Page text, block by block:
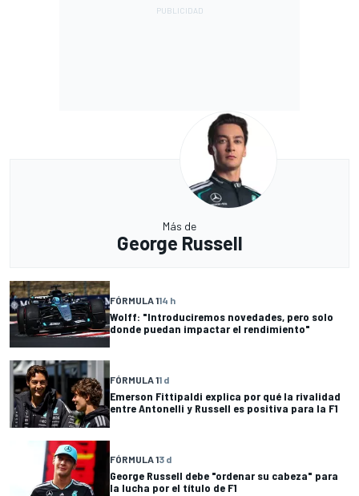
Más de
George Russell
FÓRMULA 114 h
Wolff: "Introduciremos novedades, pero solo
donde puedan impactar el rendimiento"
FÓRMULA 11 d
Emerson Fittipaldi explica por qué la rivalidad
entre Antonelli y Russell es positiva para la F1
FÓRMULA 13 d
George Russell debe "ordenar su cabeza" para
la lucha por el título de F1